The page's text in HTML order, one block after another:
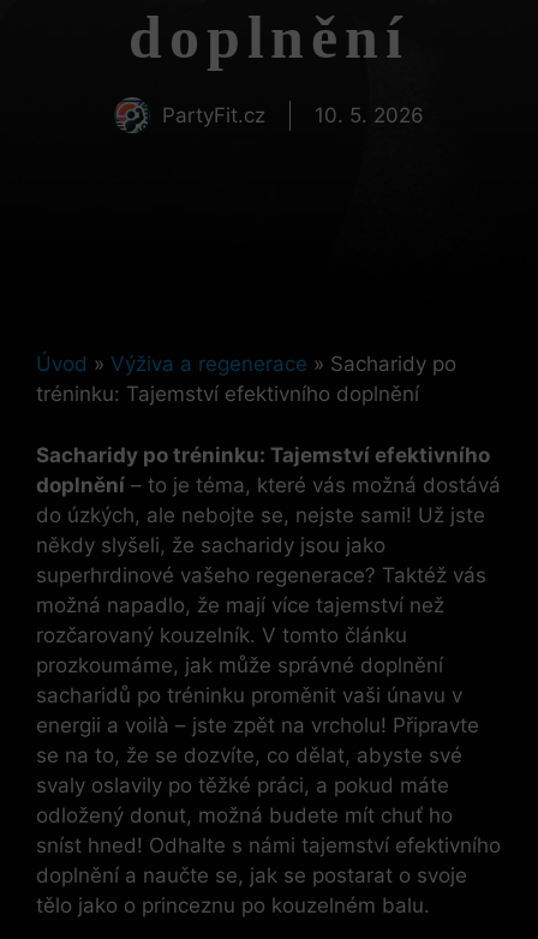
doplnění
PartyFit.cz 10. 5. 2026
Úvod » Výživa a regenerace » Sacharidy po
tréninku: Tajemství efektivního doplnění
Sacharidy po tréninku: Tajemství efektivního
doplnění – to je téma, které vás možná dostává
do úzkých, ale nebojte se, nejste sami! Už jste
někdy slyšeli, že sacharidy jsou jako
superhrdinové vašeho regenerace? Taktéž vás
možná napadlo, že mají více tajemství než
rozčarovaný kouzelník. V tomto článku
prozkoumáme, jak může správné doplnění
sacharidů po tréninku proměnit vaši únavu v
energii a voilà – jste zpět na vrcholu! Připravte
se na to, že se dozvíte, co dělat, abyste své
svaly oslavily po těžké práci, a pokud máte
odložený donut, možná budete mít chuť ho
sníst hned! Odhalte s námi tajemství efektivního
doplnění a naučte se, jak se postarat o svoje
tělo jako o princeznu po kouzelném balu.